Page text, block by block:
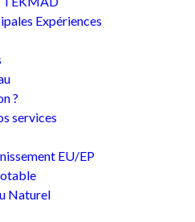
Expériences
?
services
EU/EP
Naturel